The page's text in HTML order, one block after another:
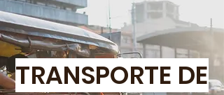
TRANSPORTE DE